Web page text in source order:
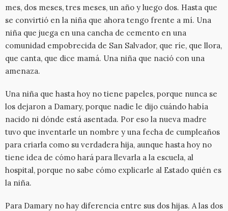
mes, dos meses, tres meses, un año y luego dos. Hasta que
se convirtió en la niña que ahora tengo frente a mí. Una
niña que juega en una cancha de cemento en una
comunidad empobrecida de San Salvador, que ríe, que llora,
que canta, que dice mamá. Una niña que nació con una
amenaza.
Una niña que hasta hoy no tiene papeles, porque nunca se
los dejaron a Damary, porque nadie le dijo cuándo había
nacido ni dónde está asentada. Por eso la nueva madre
tuvo que inventarle un nombre y una fecha de cumpleaños
para criarla como su verdadera hija, aunque hasta hoy no
tiene idea de cómo hará para llevarla a la escuela, al
hospital, porque no sabe cómo explicarle al Estado quién es
la niña.
Para Damary no hay diferencia entre sus dos hijas. A las dos